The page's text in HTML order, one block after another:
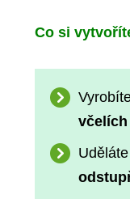
Co si